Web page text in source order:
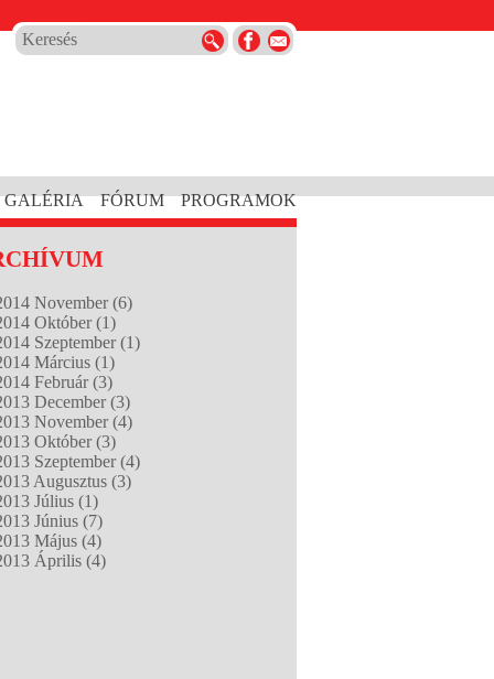
GALÉRIA FÓRUM PROGRAMOK
November (6)
Október (1)
Szeptember (1)
Március (1)
Február (3)
December (3)
November (4)
Október (3)
Szeptember (4)
Augusztus (3)
Július (1)
Június (7)
Május (4)
Április (4)